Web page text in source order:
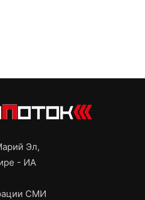
Эл,
- ИА
СМИ